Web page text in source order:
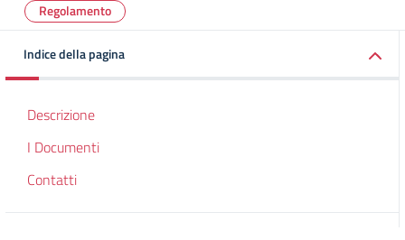
Regolamento
Indice della pagina
Descrizione
I Documenti
Contatti